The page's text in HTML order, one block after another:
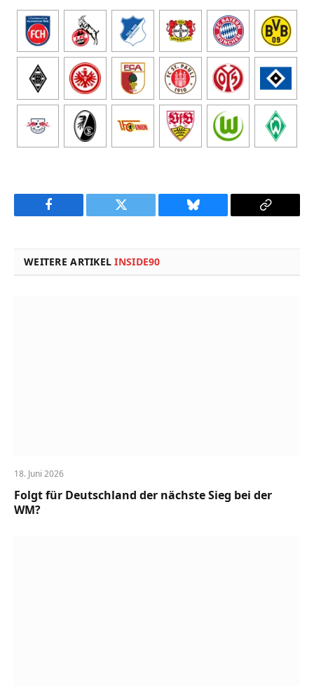
Facebook Twitter Bluesky
Copy
WEITERE ARTIKELINSIDE90
18. Juni 2026
Folgt für Deutschland der nächste Sieg bei der
WM?